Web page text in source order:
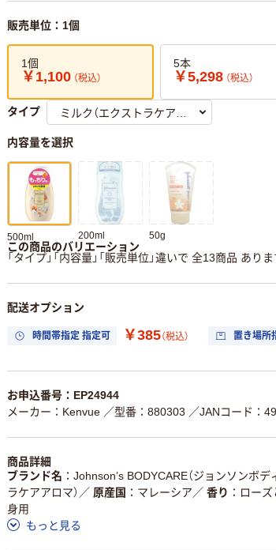
販売単位：1個
1個
￥1,100 （税込）
5本
￥5,298 （税込）
タイプ
内容量を選択
500ml 200ml 50g
この商品のバリエーション
「タイプ」「内容量」「販売単位」違いで 全13商品 ありま
配送オプション
時間帯指定 指定可 ￥385（税込） 置き場所
お申込番号：EP24944
メーカー：Kenvue ／型番：880303 ／JANコード：
商品詳細
ブランド名
Johnson’s BODYCARE（ジョンソンボデ
ラケアアロマ） ／ 原産国 マレーシア ／ 香り ローズ
身用
もっと見る